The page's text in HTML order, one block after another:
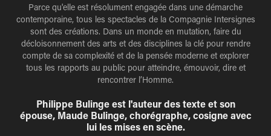
Parce qu'elle est résolument engagée dans une démarche
contemporaine, tous les spectacles de la Compagnie Intersignes
sont des créations. Dans un monde en mutation, faire du
décloisonnement des arts et des disciplines la clé pour rendre
compte de sa complexité et de la pensée moderne et explorer
tous les rapports au public pour atteindre, émouvoir, dire et
rencontrer l’Homme.​​​​​​​
Philippe Bulinge est l'auteur des texte et son
épouse, Maude Bulinge, chorégraphe, cosigne avec
lui les mises en scène.